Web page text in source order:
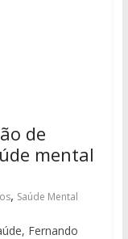
de
mental
, Saúde Mental
Fernando